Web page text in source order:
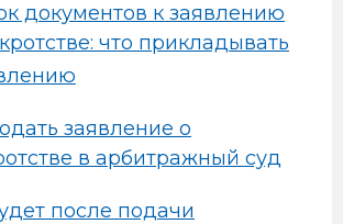
документов к заявлению
что прикладывать
заявление о
в арбитражный суд
после подачи